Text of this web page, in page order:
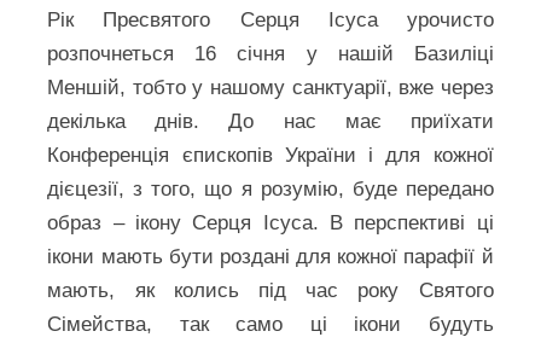
Рік Пресвятого Серця Ісуса урочисто
розпочнеться 16 січня у нашій Базиліці
Меншій, тобто у нашому санктуарії, вже через
декілька днів. До нас має приїхати
Конференція єпископів України і для кожної
дієцезії, з того, що я розумію, буде передано
образ – ікону Серця Ісуса. В перспективі ці
ікони мають бути роздані для кожної парафії й
мають, як колись під час року Святого
Сімейства, так само ці ікони будуть